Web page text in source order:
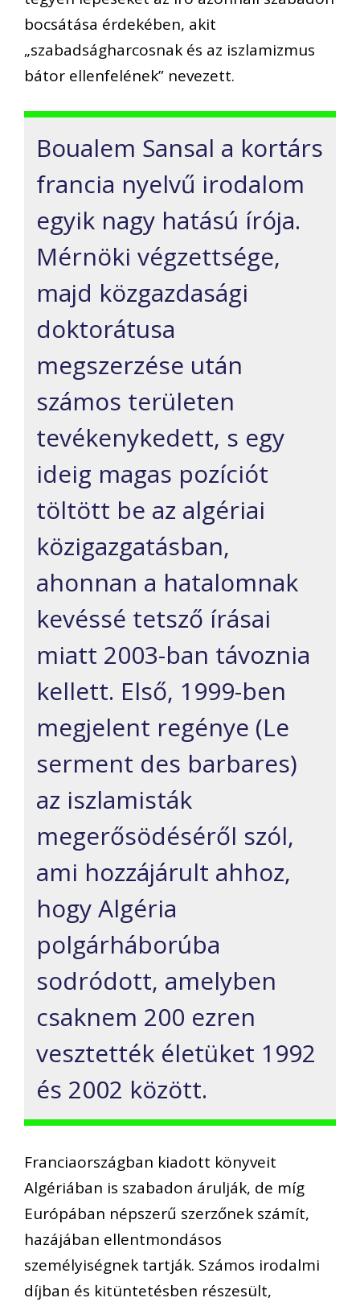
bocsátása érdekében, akit
„szabadságharcosnak és az iszlamizmus
bátor ellenfelének” nevezett.
Boualem Sansal a kortárs
francia nyelvű irodalom
egyik nagy hatású írója.
Mérnöki végzettsége,
majd közgazdasági
doktorátusa
megszerzése után
számos területen
tevékenykedett, s egy
ideig magas pozíciót
töltött be az algériai
közigazgatásban,
ahonnan a hatalomnak
kevéssé tetsző írásai
miatt 2003-ban távoznia
kellett. Első, 1999-ben
megjelent regénye (Le
serment des barbares)
az iszlamisták
megerősödéséről szól,
ami hozzájárult ahhoz,
hogy Algéria
polgárháborúba
sodródott, amelyben
csaknem 200 ezren
vesztették életüket 1992
és 2002 között.
Franciaországban kiadott könyveit
Algériában is szabadon árulják, de míg
Európában népszerű szerzőnek számít,
hazájában ellentmondásos
személyiségnek tartják. Számos irodalmi
díjban és kitüntetésben részesült,